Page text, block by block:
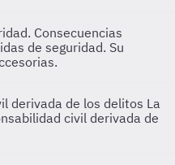
Consecuencias
de seguridad. Su
derivada de los delitos La
civil derivada de